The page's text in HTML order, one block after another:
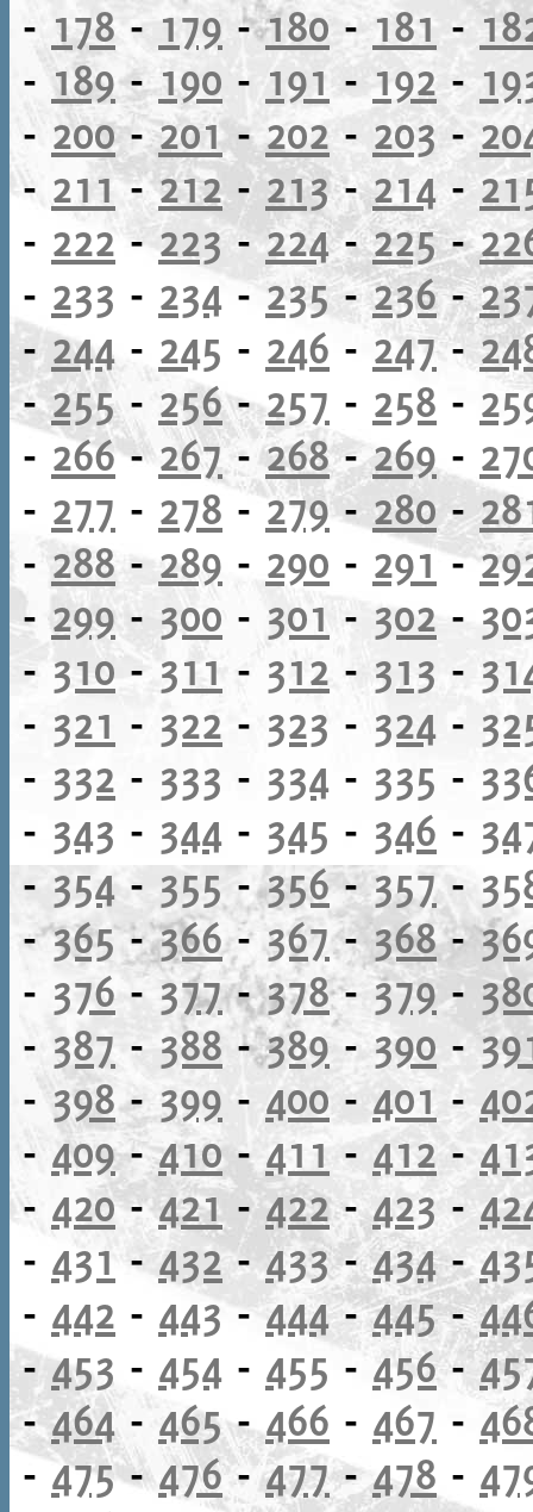
- 178- 179 -180- 181 -
-189-190 - 191- 192 -
- 200-201-202- 203 -
- 211-212-213-214-
- 222 -223 -224-225-
- 233 - 234-235-236-
-244 - 245 - 246 - 247-
-255 - 256-257 - 258 -
- 266-267-268-269 -
- 277 - 278 -279- 280-
-288- 289 - 290 - 291-
-299- 300 - 301 - 302 -
- 310- 311 - 312 - 313 -
- 321 - 322 - 323 - 324 -
- 332 - 333 - 334 - 335 -
- 343 - 344 - 345 - 346 -
-354-355-356-357-
-365-366-367-368-
- 376 - 377-378- 379-
- 387- 388 -389-390 -
-398-399 - 400 - 401 -
- 409-410-411- 412 -
- 420-421-422-423-
- 431 -432-433-434-
- 442 - 443-444-445-
-453 - 454 - 455 - 456-
-464 -465- 466 - 467 -
-475-476-477-478 -